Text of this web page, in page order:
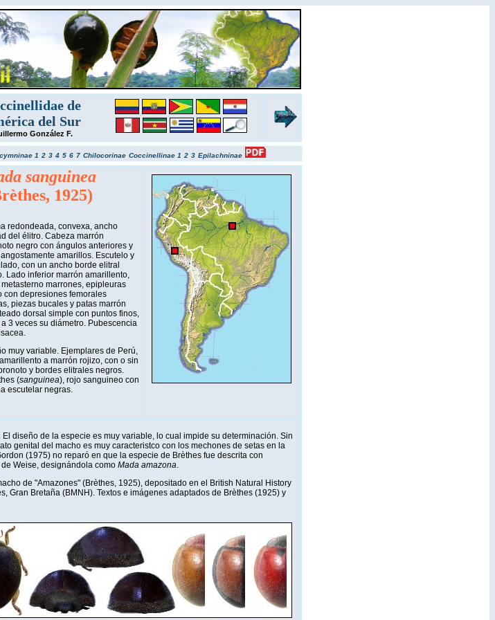
de
del Sur
González F.
1 2 3 4 5 6 7 Chilocorinae Coccinellinae 1 2 3 Epilachninae
sanguinea
1925)
redondeada, convexa, ancho
del élitro. Cabeza marrón
negro con ángulos anteriores y
amarillos. Escutelo y
con un ancho borde elitral
Lado inferior marrón amarillento,
marrones, epipleuras
con depresiones femorales
piezas bucales y patas marrón
dorsal simple con puntos finos,
3 veces su diámetro. Pubescencia
muy variable. Ejemplares de Perú,
a marrón rojizo, con o sin
y bordes elitrales negros.
(sanguinea), rojo sanguineo con
escutelar negras.
El diseño de la especie es muy variable, lo cual impide su determinación. Sin
genital del macho es muy caracteristco con los mechones de setas en la
(1975) no reparó en que la especie de Brèthes fue descrita con
Weise, designándola como Mada amazona.
de "Amazones" (Brèthes, 1925), depositado en el British Natural History
Gran Bretaña (BMNH). Textos e imágenes adaptados de Brèthes (1925) y